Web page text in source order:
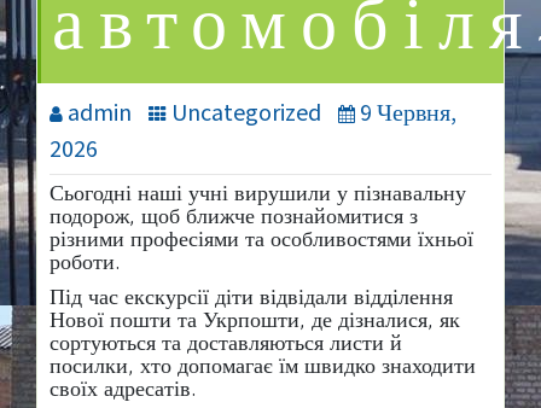
admin Uncategorized
9 Червня,
2026
Сьогодні наші учні вирушили у пізнавальну
подорож, щоб ближче познайомитися з
різними професіями та особливостями їхньої
роботи.
Під час екскурсії діти відвідали відділення
Нової пошти та Укрпошти, де дізналися, як
сортуються та доставляються листи й
посилки, хто допомагає їм швидко знаходити
своїх адресатів.